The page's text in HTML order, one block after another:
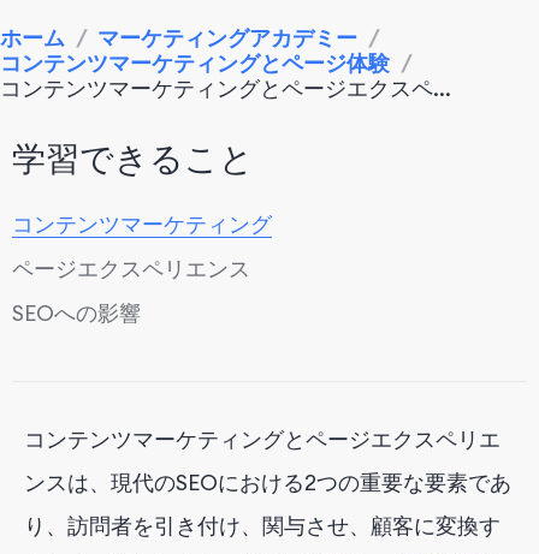
ホーム / マーケティングアカデミー /
コンテンツマーケティングとページ体験 /
コンテンツマーケティングとページエクスペ...
学習できること
コンテンツマーケティング
ページエクスペリエンス
SEOへの影響
コンテンツマーケティングとページエクスペリエ
ンスは、現代のSEOにおける2つの重要な要素であ
り、訪問者を引き付け、関与させ、顧客に変換す